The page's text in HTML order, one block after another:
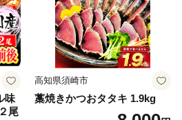
味
尾
高知県須崎市
藁焼きかつおタタキ 1.9kg